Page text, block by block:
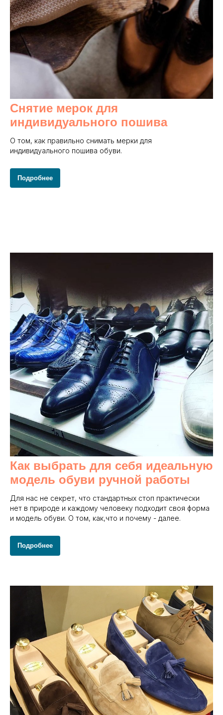
Снятие мерок для
индивидуального пошива
О том, как правильно снимать мерки для
индивидуального пошива обуви.
Подробнее
Как выбрать для себя идеальную
модель обуви ручной работы
Для нас не секрет, что стандартных стоп практически
нет в природе и каждому человеку подходит своя форма
и модель обуви. О том, как,что и почему - далее.
Подробнее